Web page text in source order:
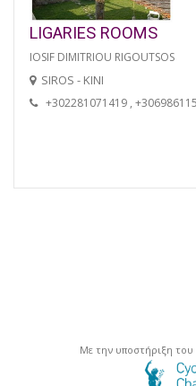
LIGARIES ROOMS
IOSIF DIMITRIOU RIGOUTSOS
SIROS - KINI
+302281071419 ,
Με την υποστήριξη